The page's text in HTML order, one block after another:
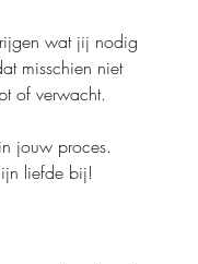
wat jij nodig
misschien niet
of verwacht.
jouw proces.
liefde bij!